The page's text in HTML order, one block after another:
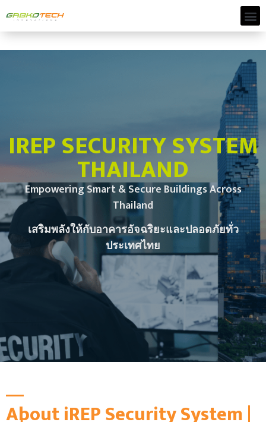
IREP SECURITY SYSTEM
THAILAND
Empowering Smart & Secure Buildings Across
Thailand
เสริมพลังให้กับอาคารอัจฉริยะและปลอดภัยทั่ว
ประเทศไทย
About iREP Security System |